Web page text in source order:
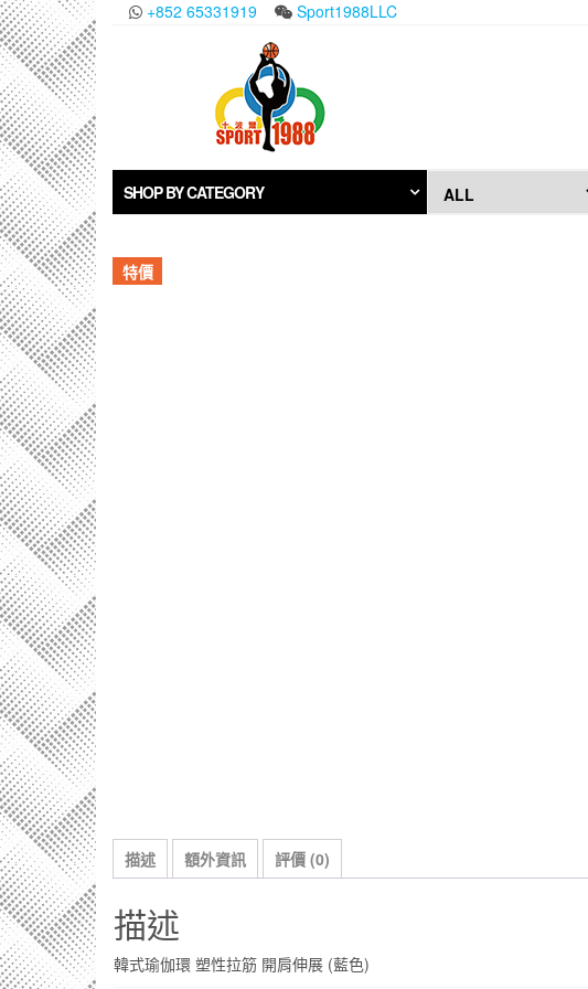
Skip
to
the
content
+852 65331919 Sport1988LLC
SHOP BY CATEGORY
特價
描述 額外資訊 評價 (0)
描述
韓式瑜伽環 塑性拉筋 開肩伸展 (藍色)